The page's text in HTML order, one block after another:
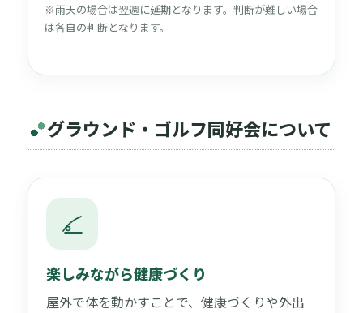
※雨天の場合は翌週に延期となります。判断が難しい場合
は各自の判断となります。
グラウンド・ゴルフ同好会について
楽しみながら健康づくり
屋外で体を動かすことで、健康づくりや外出